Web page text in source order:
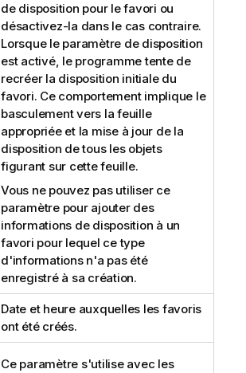
de disposition pour le favori ou
désactivez-la dans le cas contraire.
Lorsque le paramètre de disposition
est activé, le programme tente de
recréer la disposition initiale du
favori. Ce comportement implique le
basculement vers la feuille
appropriée et la mise à jour de la
disposition de tous les objets
figurant sur cette feuille.
Vous ne pouvez pas utiliser ce
paramètre pour ajouter des
informations de disposition à un
favori pour lequel ce type
d'informations n'a pas été
enregistré à sa création.
Date et heure auxquelles les favoris
ont été créés.
Ce paramètre s'utilise avec les